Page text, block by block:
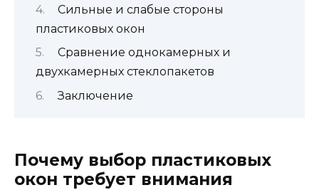
Сильные и слабые стороны
пластиковых окон
Сравнение однокамерных и
двухкамерных стеклопакетов
Заключение
Почему выбор пластиковых
окон требует внимания